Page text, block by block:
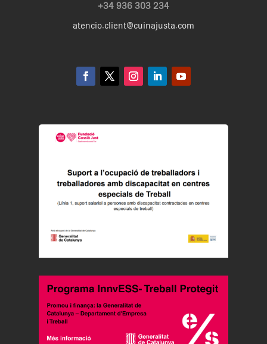
+34 936 303 234
atencio.client@cuinajusta.com